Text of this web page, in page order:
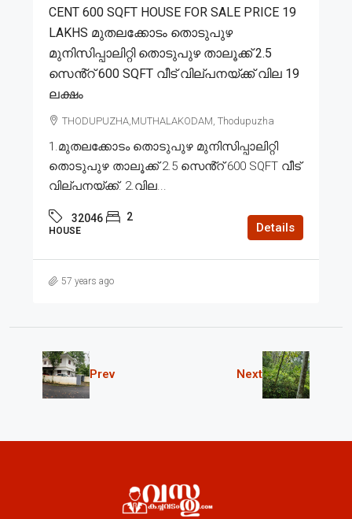
CENT 600 SQFT HOUSE FOR SALE PRICE 19
LAKHS മുതലക്കോടം തൊടുപുഴ
മുനിസിപ്പാലിറ്റി തൊടുപുഴ താലൂക്ക് 2.5
സെൻ്റ് 600 SQFT വീട് വില്പനയ്ക്ക് വില 19
ലക്ഷം
THODUPUZHA,MUTHALAKODAM, Thodupuzha
1.മുതലക്കോടം തൊടുപുഴ മുനിസിപ്പാലിറ്റി
തൊടുപുഴ താലൂക്ക് 2.5 സെൻ്റ് 600 SQFT വീട്
വില്പനയ്ക്ക്. 2.വില...
32046 2
HOUSE Details
57 years ago
Prev Next